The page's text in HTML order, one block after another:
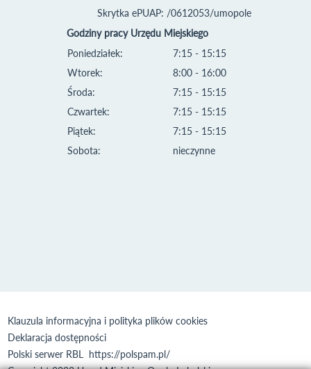
Skrytka ePUAP: /0612053/umopole
Godziny pracy Urzędu Miejskiego
Poniedziałek:
Wtorek:
Środa:
Czwartek:
Piątek:
Sobota:
7:15 - 15:15
8:00 - 16:00
7:15 - 15:15
7:15 - 15:15
7:15 - 15:15
nieczynne
Klauzula informacyjna i polityka plików cookies
Deklaracja dostępności
Polski serwer RBL https://polspam.pl/